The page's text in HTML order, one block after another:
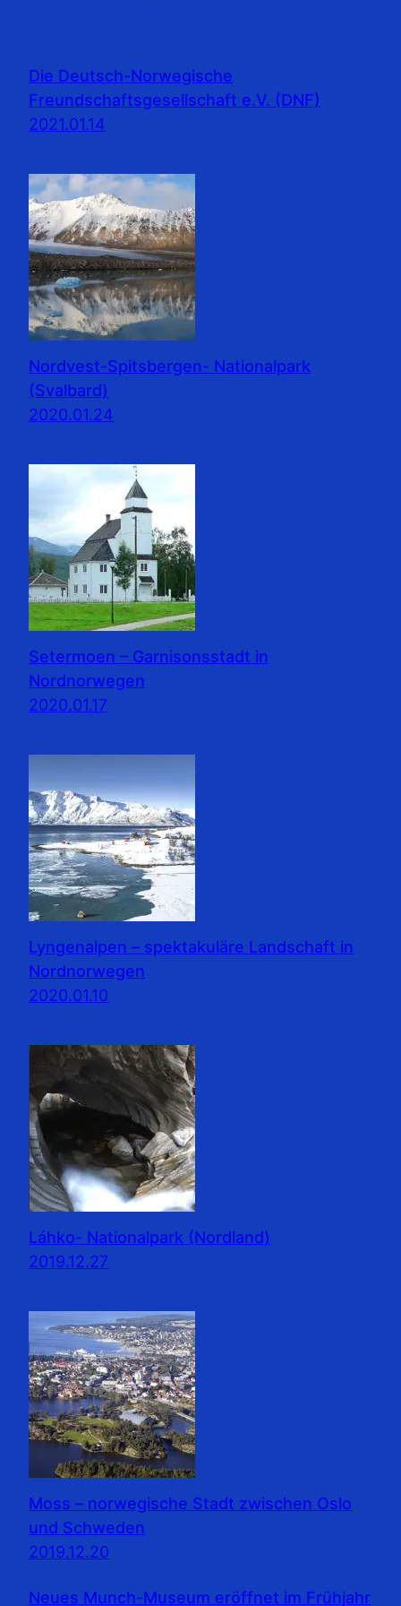
Die Deutsch-Norwegische
Freundschaftsgesellschaft e.V. (DNF)
2021.01.14
Nordvest-Spitsbergen- Nationalpark
(Svalbard)
2020.01.24
Setermoen – Garnisonsstadt in
Nordnorwegen
2020.01.17
Lyngenalpen – spektakuläre Landschaft in
Nordnorwegen
2020.01.10
Láhko- Nationalpark (Nordland)
2019.12.27
Moss – norwegische Stadt zwischen Oslo
und Schweden
2019.12.20
Neues Munch-Museum eröffnet im Frühjahr